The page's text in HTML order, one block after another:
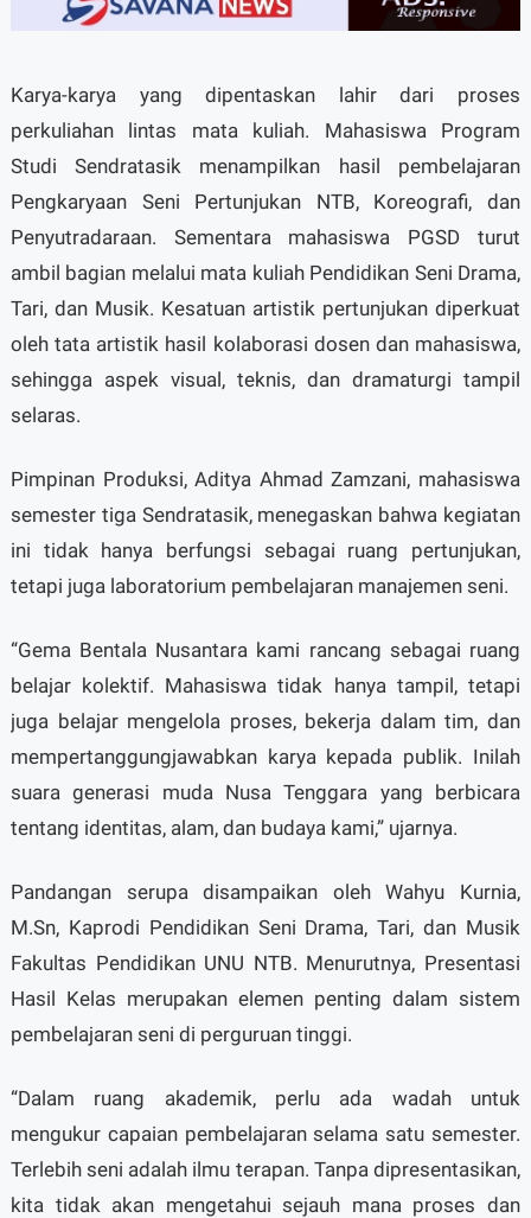
Karya-karya yang dipentaskan lahir dari proses
perkuliahan lintas mata kuliah. Mahasiswa Program
Studi Sendratasik menampilkan hasil pembelajaran
Pengkaryaan Seni Pertunjukan NTB, Koreografi, dan
Penyutradaraan. Sementara mahasiswa PGSD turut
ambil bagian melalui mata kuliah Pendidikan Seni Drama,
Tari, dan Musik. Kesatuan artistik pertunjukan diperkuat
oleh tata artistik hasil kolaborasi dosen dan mahasiswa,
sehingga aspek visual, teknis, dan dramaturgi tampil
selaras.
Pimpinan Produksi, Aditya Ahmad Zamzani, mahasiswa
semester tiga Sendratasik, menegaskan bahwa kegiatan
ini tidak hanya berfungsi sebagai ruang pertunjukan,
tetapi juga laboratorium pembelajaran manajemen seni.
“Gema Bentala Nusantara kami rancang sebagai ruang
belajar kolektif. Mahasiswa tidak hanya tampil, tetapi
juga belajar mengelola proses, bekerja dalam tim, dan
mempertanggungjawabkan karya kepada publik. Inilah
suara generasi muda Nusa Tenggara yang berbicara
tentang identitas, alam, dan budaya kami,” ujarnya.
Pandangan serupa disampaikan oleh Wahyu Kurnia,
M.Sn, Kaprodi Pendidikan Seni Drama, Tari, dan Musik
Fakultas Pendidikan UNU NTB. Menurutnya, Presentasi
Hasil Kelas merupakan elemen penting dalam sistem
pembelajaran seni di perguruan tinggi.
“Dalam ruang akademik, perlu ada wadah untuk
mengukur capaian pembelajaran selama satu semester.
Terlebih seni adalah ilmu terapan. Tanpa dipresentasikan,
kita tidak akan mengetahui sejauh mana proses dan